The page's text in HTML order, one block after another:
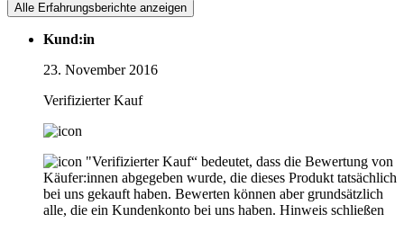
Alle Erfahrungsberichte anzeigen
Kund:in
23. November 2016
Verifizierter Kauf
"Verifizierter Kauf“ bedeutet, dass die Bewertung von
Käufer:innen abgegeben wurde, die dieses Produkt tatsächlich
bei uns gekauft haben. Bewerten können aber grundsätzlich
alle, die ein Kundenkonto bei uns haben. Hinweis schließen